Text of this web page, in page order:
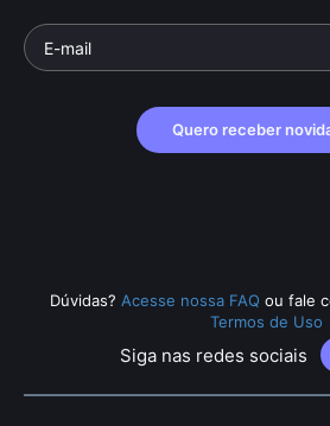
Quero receber
Dúvidas? Acesse nossa FAQ ou fale
Termos de Uso
Siga nas redes sociais